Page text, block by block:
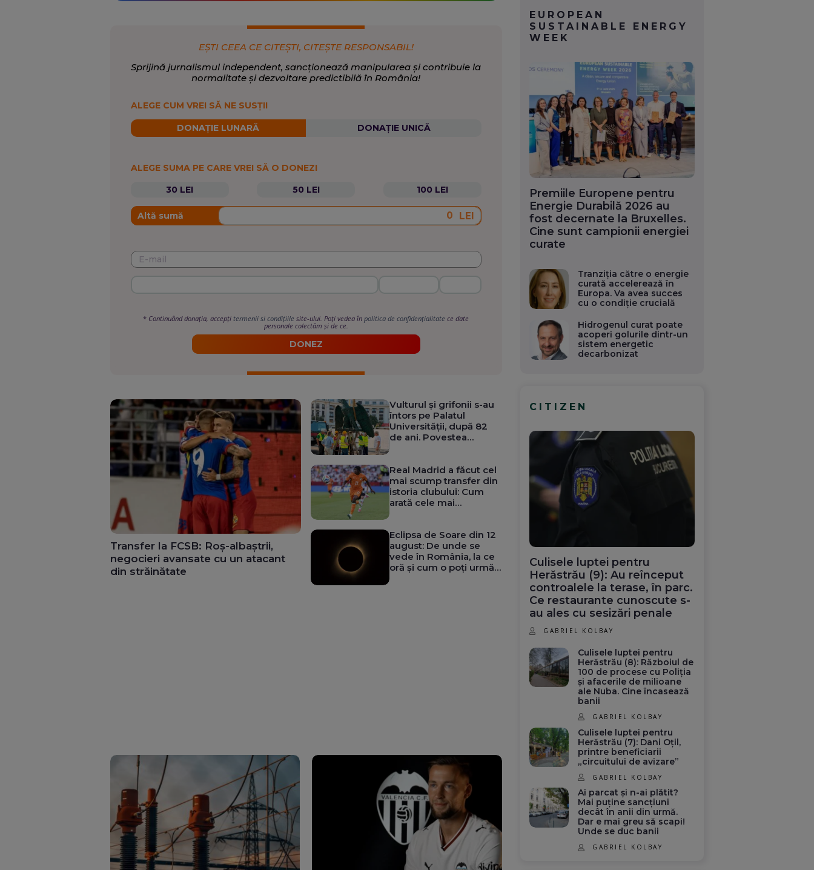
EȘTI CEEA CE CITEȘTI, CITEȘTE RESPONSABIL!
Sprijină jurnalismul independent, sancționează manipularea și contribuie la
normalitate și dezvoltare predictibilă în România!
ALEGE CUM VREI SĂ NE SUSȚII
DONAȚIE LUNARĂ DONAȚIE UNICĂ
ALEGE SUMA PE CARE VREI SĂ O DONEZI
30 LEI
50 LEI 100 LEI
Altă sumă LEI
* Continuând donația, accepțitermenii si condițiile site-ului. Poți vedea înpolitica de confidențialitate ce date
personale colectăm și de ce.
DONEZ
Transfer la FCSB: Roș-albaștrii,
negocieri avansate cu un atacant
din străinătate
Vulturul și grifonii s-au
întors pe Palatul
Universității, după 82
de ani. Povestea
Real Madrid a făcut cel
mai scump transfer din
istoria clubului: Cum
arată cele mai
Eclipsa de Soare din 12
august: De unde se
vede în România, la ce
oră și cum o poți urmări
EUROPEAN
SUSTAINABLE ENERGY
WEEK
Premiile Europene pentru
Energie Durabilă 2026 au
fost decernate la Bruxelles.
Cine sunt campionii energiei
curate
Tranziția către o energie
curată accelerează în
Europa. Va avea succes
cu o condiție crucială
Hidrogenul curat poate
acoperi golurile dintr-un
sistem energetic
decarbonizat
CITIZEN
Culisele luptei pentru
Herăstrău (9): Au reînceput
controalele la terase, în parc.
Ce restaurante cunoscute s-
au ales cu sesizări penale
GABRIEL KOLBAY
Culisele luptei pentru
Herăstrău (8): Războiul de
100 de procese cu Poliția
și afacerile de milioane
ale Nuba. Cine încasează
banii
GABRIEL KOLBAY
Culisele luptei pentru
Herăstrău (7): Dani Oțil,
printre beneficiarii
„circuitului de avizare”
GABRIEL KOLBAY
Ai parcat și n-ai plătit?
Mai puține sancțiuni
decât în anii din urmă.
Dar e mai greu să scapi!
Unde se duc banii
GABRIEL KOLBAY